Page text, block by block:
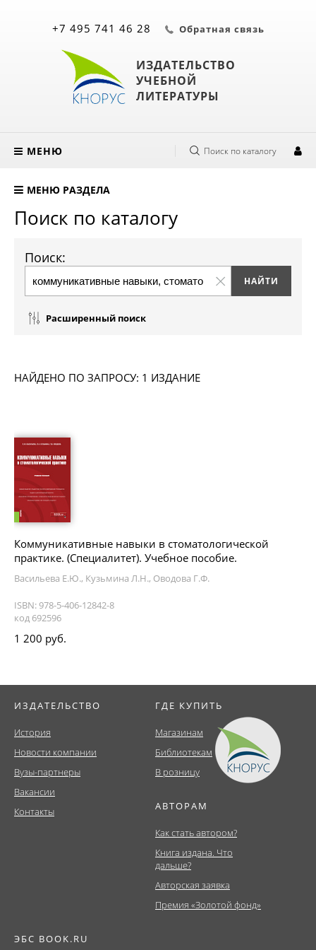
ИЗДАТЕЛЬСТВО
УЧЕБНОЙ
ЛИТЕРАТУРЫ
+7 495 741 46 28 Обратная связь
МЕНЮ Поиск по каталогу
МЕНЮ РАЗДЕЛА
Поиск по каталогу
Поиск:
Расширенный поиск
НАЙДЕНО ПО ЗАПРОСУ: 1 ИЗДАНИЕ
Коммуникативные навыки в стоматологической
практике. (Специалитет). Учебное пособие.
Васильева Е.Ю., Кузьмина Л.Н., Оводова Г.Ф.
ISBN: 978-5-406-12842-8
код 692596
1 200 руб.
ИЗДАТЕЛЬСТВО
История
Новости компании
Вузы-партнеры
Вакансии
Контакты
ГДЕ КУПИТЬ
Магазинам
Библиотекам
В розницу
АВТОРАМ
Как стать автором?
Книга издана. Что
дальше?
Авторская заявка
Премия «Золотой фонд»
ЭБС BOOK.RU